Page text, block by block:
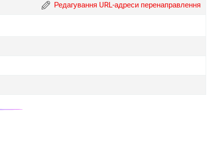
Редагування URL-адреси перенаправлення